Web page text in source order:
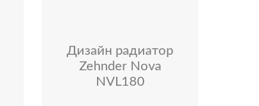
Дизайн радиатор
Zehnder Nova
NVL180